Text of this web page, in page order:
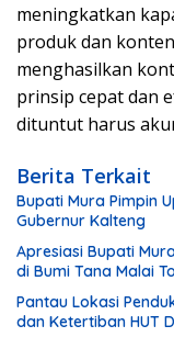
meningkatkan
produk dan
menghasilkan
prinsip cepat dan
dituntut harus
Berita Terkait
Bupati Mura Pimpin
Gubernur Kalteng
Apresiasi Bupati
di Bumi Tana Malai
Pantau Lokasi
dan Ketertiban HUT